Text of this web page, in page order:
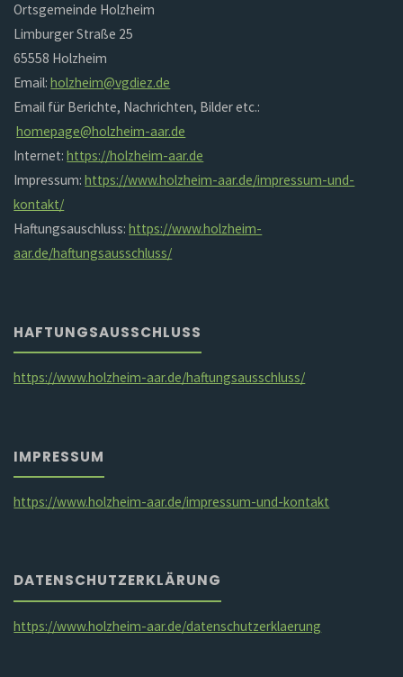
Ortsgemeinde Holzheim
Limburger Straße 25
65558 Holzheim
Email:holzheim@vgdiez.de
Email für Berichte, Nachrichten, Bilder etc.:
homepage@holzheim-aar.de
Internet:https://holzheim-aar.de
Impressum:https://www.holzheim-aar.de/impressum-und-
kontakt/
Haftungsauschluss:https://www.holzheim-
aar.de/haftungsausschluss/
HAFTUNGSAUSSCHLUSS
https://www.holzheim-aar.de/haftungsausschluss/
IMPRESSUM
https://www.holzheim-aar.de/impressum-und-kontakt
DATENSCHUTZERKLÄRUNG
https://www.holzheim-aar.de/datenschutzerklaerung